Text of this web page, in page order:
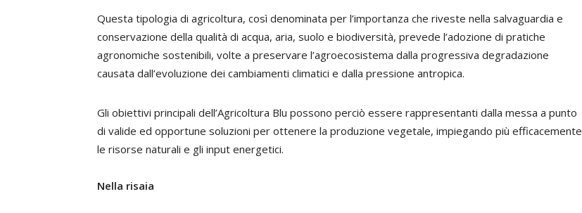
Questa tipologia di agricoltura, così denominata per l’importanza che riveste nella salvaguardia e
conservazione della qualità di acqua, aria, suolo e biodiversità, prevede l’adozione di pratiche
agronomiche sostenibili, volte a preservare l’agroecosistema dalla progressiva degradazione
causata dall’evoluzione dei cambiamenti climatici e dalla pressione antropica.
Gli obiettivi principali dell’Agricoltura Blu possono perciò essere rappresentanti dalla messa a punto
di valide ed opportune soluzioni per ottenere la produzione vegetale, impiegando più efficacemente
le risorse naturali e gli input energetici.
Nella risaia